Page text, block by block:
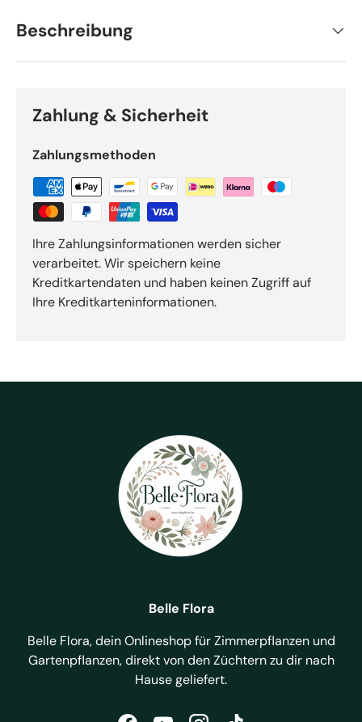
Beschreibung
Zahlung & Sicherheit
Zahlungsmethoden
Ihre Zahlungsinformationen werden sicher
verarbeitet. Wir speichern keine
Kreditkartendaten und haben keinen Zugriff auf
Ihre Kreditkarteninformationen.
Belle Flora
Belle Flora, dein Onlineshop für Zimmerpflanzen und
Gartenpflanzen, direkt von den Züchtern zu dir nach
Hause geliefert.